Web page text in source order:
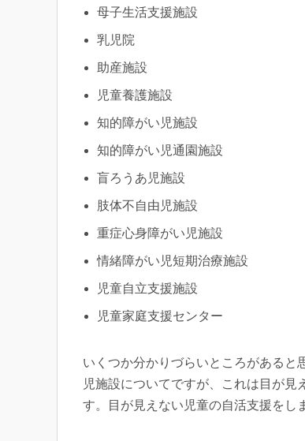
母子生活支援施設
乳児院
助産施設
児童養護施設
知的障がい児施設
知的障がい児通園施設
盲ろうあ児施設
肢体不自由児施設
重症心身障がい児施設
情緒障がい児短期治療施設
児童自立支援施設
児童家庭支援センター
いくつか分かりづらいところがあると
児施設についてですが、これは目が
す。目が見えない児童の自活支援をし